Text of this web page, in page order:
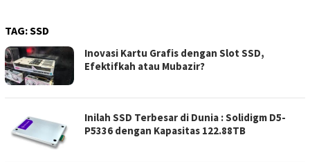
TAG:SSD
Inovasi Kartu Grafis dengan Slot SSD,
Efektifkah atau Mubazir?
Inilah SSD Terbesar di Dunia : Solidigm D5-
P5336 dengan Kapasitas 122.88TB